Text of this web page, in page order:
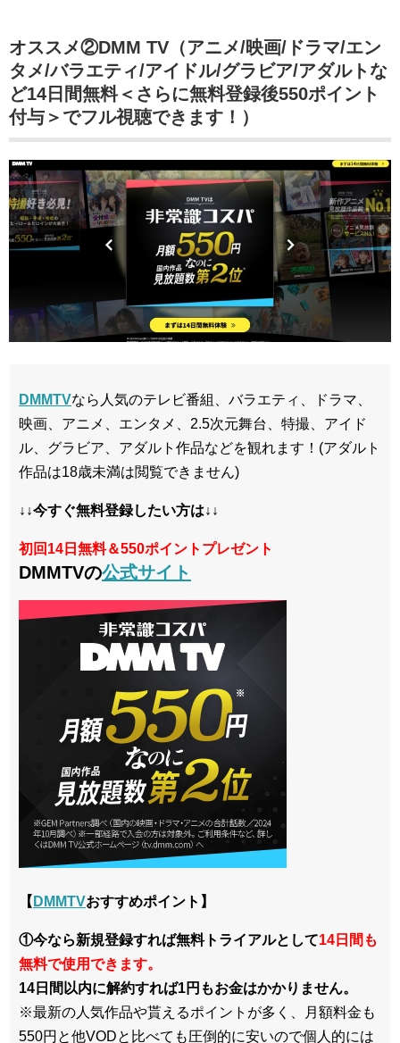
オススメ②DMM TV（アニメ/映画/ドラマ/エン
タメ/バラエティ/アイドル/グラビア/アダルトな
ど14日間無料＜さらに無料登録後550ポイント
付与＞でフル視聴できます！）
DMMTVなら人気のテレビ番組、バラエティ、ドラマ、
映画、アニメ、エンタメ、2.5次元舞台、特撮、アイド
ル、グラビア、アダルト作品などを観れます！(アダルト
作品は18歳未満は閲覧できません)
↓↓今すぐ無料登録したい方は↓↓
初回14日無料＆550ポイントプレゼント
DMMTVの公式サイト
【 DMMTVおすすめポイント】
①今なら新規登録すれば無料トライアルとして14日間も
無料で使用できます。
14日間以内に解約すれば1円もお金はかかりません。
※最新の人気作品や貰えるポイントが多く、月額料金も
550円と他VODと比べても圧倒的に安いので個人的には